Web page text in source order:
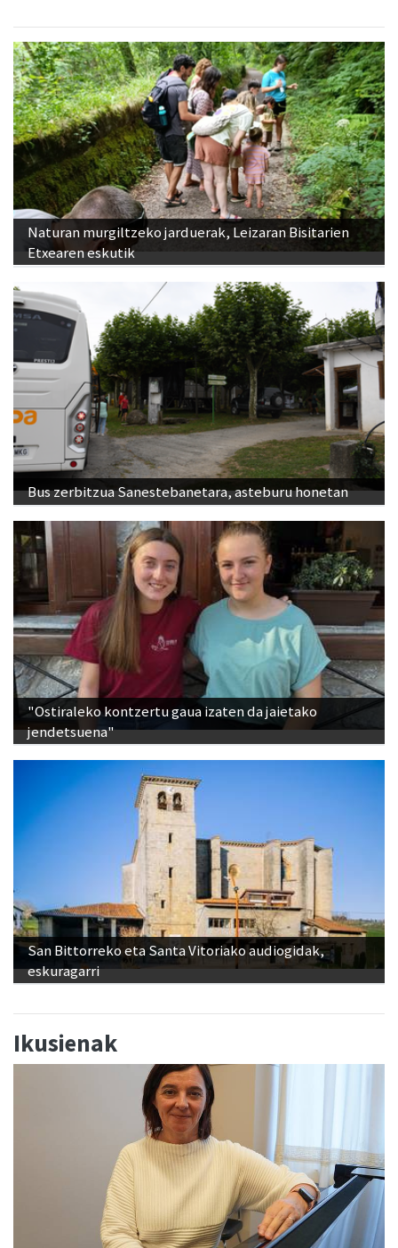
Naturan murgiltzeko jarduerak, Leizaran Bisitarien
Etxearen eskutik
Bus zerbitzua Sanestebanetara, asteburu honetan
"Ostiraleko kontzertu gaua izaten da jaietako
jendetsuena"
San Bittorreko eta Santa Vitoriako audiogidak,
eskuragarri
Ikusienak